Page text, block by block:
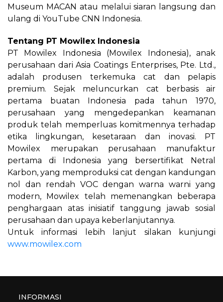
Museum MACAN atau melalui siaran langsung dan
ulang di YouTube CNN Indonesia.
Tentang PT Mowilex Indonesia
PT Mowilex Indonesia (Mowilex Indonesia), anak
perusahaan dari Asia Coatings Enterprises, Pte. Ltd.,
adalah produsen terkemuka cat dan pelapis
premium. Sejak meluncurkan cat berbasis air
pertama buatan Indonesia pada tahun 1970,
perusahaan yang mengedepankan keamanan
produk telah memperluas komitmennya terhadap
etika lingkungan, kesetaraan dan inovasi. PT
Mowilex merupakan perusahaan manufaktur
pertama di Indonesia yang bersertifikat Netral
Karbon, yang memproduksi cat dengan kandungan
nol dan rendah VOC dengan warna warni yang
modern, Mowilex telah memenangkan beberapa
penghargaan atas inisiatif tanggung jawab sosial
perusahaan dan upaya keberlanjutannya.
Untuk informasi lebih lanjut silakan kunjungi
www.mowilex.com
INFORMASI